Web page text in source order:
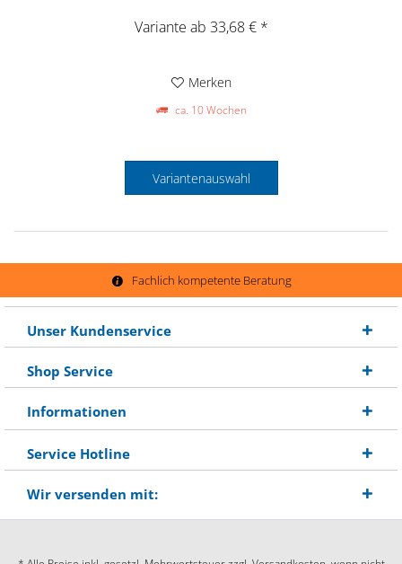
Variante ab 33,68 € *
Merken
ca. 10 Wochen
Variantenauswahl
Fachlich kompetente Beratung
Unser Kundenservice
Shop Service
Informationen
Service Hotline
Wir versenden mit: